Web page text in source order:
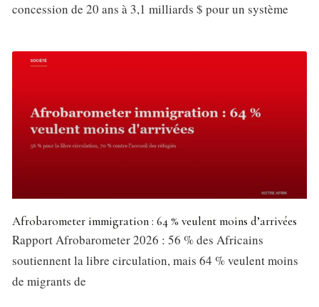
concession de 20 ans à 3,1 milliards $ pour un système
Afrobarometer immigration : 64 % veulent moins d’arrivées
Rapport Afrobarometer 2026 : 56 % des Africains
soutiennent la libre circulation, mais 64 % veulent moins
de migrants de